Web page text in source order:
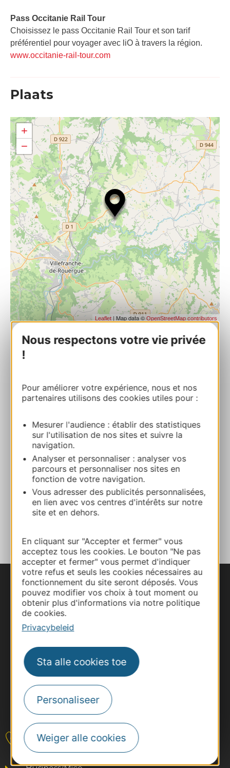
Nous respectons votre vie privée
!
Pour améliorer votre expérience, nous et nos
partenaires utilisons des cookies utiles pour :
Mesurer l'audience : établir des statistiques
sur l'utilisation de nos sites et suivre la
navigation.
Analyser et personnaliser : analyser vos
parcours et personnaliser nos sites en
fonction de votre navigation.
Vous adresser des publicités personnalisées,
en lien avec vos centres d'intérêts sur notre
site et en dehors.
En cliquant sur "Accepter et fermer" vous
acceptez tous les cookies. Le bouton "Ne pas
accepter et fermer" vous permet d'indiquer
votre refus et seuls les cookies nécessaires au
fonctionnement du site seront déposés. Vous
pouvez modifier vos choix à tout moment ou
obtenir plus d'informations via notre politique
de cookies.
Privacybeleid
Sta alle cookies toe
Personaliseer
Weiger alle cookies
Pass Occitanie Rail Tour​
Choisissez le pass Occitanie Rail Tour et son tarif
préférentiel pour voyager avec liO à travers la région.
www.occitanie-rail-tour.com
Plaats
+
−
Leaflet | Map data © OpenStreetMap contributors
Bereken uw route
+33664969120
Website
TOEVOEGEN
#VoyageOccitanie
Contact